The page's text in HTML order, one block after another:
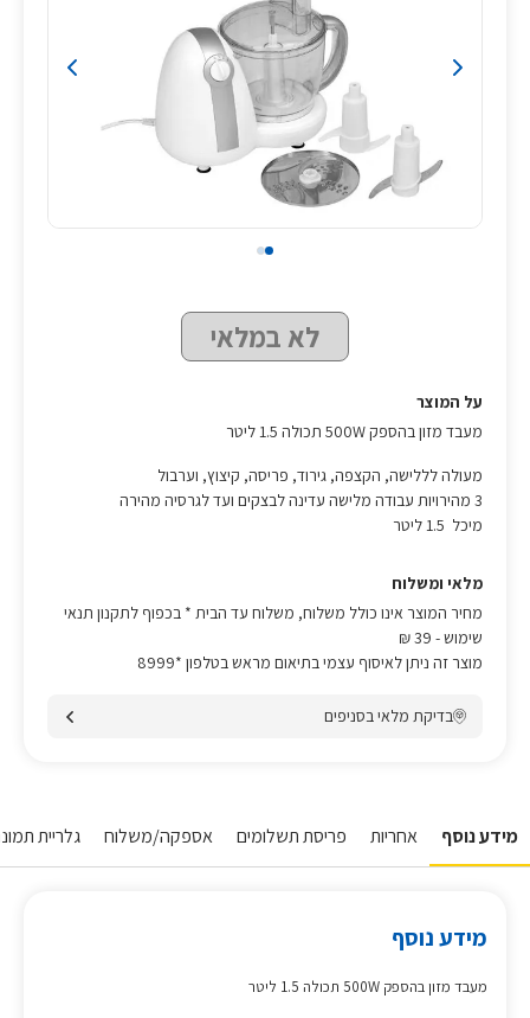
לא במלאי
על המוצר
מעבד מזון בהספק 500W תכולה 1.5 ליטר
מעולה לללישה, הקצפה, גירוד, פריסה, קיצוץ, וערבול
מיכל 1.5 ליטר
מלאי ומשלוח
מחיר המוצר אינו כולל משלוח, משלוח עד הבית * בכפוף לתקנון תנאי
שימוש- 39 ₪
מוצר זה ניתן לאיסוף עצמי בתיאום מראש בטלפון *8999
בדיקת מלאי בסניפים
מידע נוסף אחריות פריסת תשלומים אספקה/משלוח גלריית
מידע נוסף
מעבד מזון בהספק 500W תכולה 1.5 ליטר